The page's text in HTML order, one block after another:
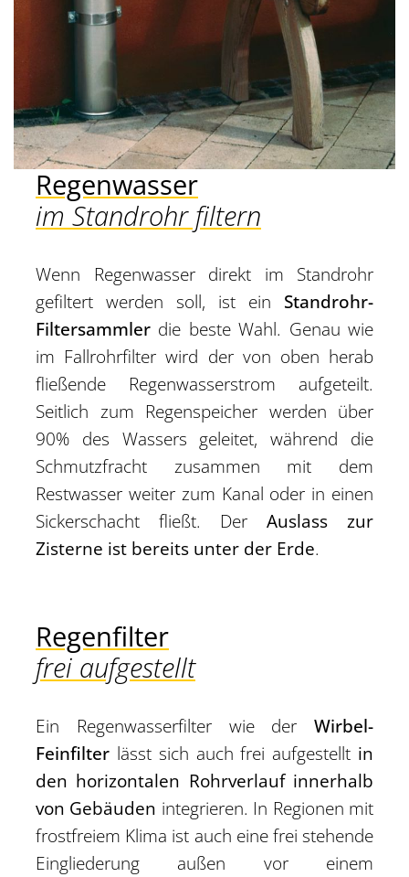
Regenwasser
im Standrohr filtern
Wenn Regenwasser direkt im Standrohr
gefiltert werden soll, ist ein Standrohr-
Filtersammler die beste Wahl. Genau wie
im Fallrohrfilter wird der von oben herab
fließende Regenwasserstrom aufgeteilt.
Seitlich zum Regenspeicher werden über
90% des Wassers geleitet, während die
Schmutzfracht zusammen mit dem
Restwasser weiter zum Kanal oder in einen
Sickerschacht fließt. Der Auslass zur
Zisterne ist bereits unter der Erde.
Regenfilter
frei aufgestellt
Ein Regenwasserfilter wie der Wirbel-
Feinfilter lässt sich auch frei aufgestellt in
den horizontalen Rohrverlauf innerhalb
von Gebäuden integrieren. In Regionen mit
frostfreiem Klima ist auch eine frei stehende
Eingliederung außen vor einem